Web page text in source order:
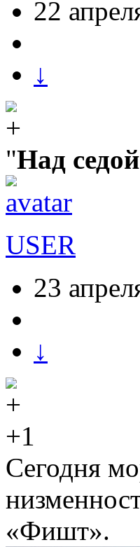
22
↓
"Над
USER
23
↓
+1
Сегодня
«Фишт».